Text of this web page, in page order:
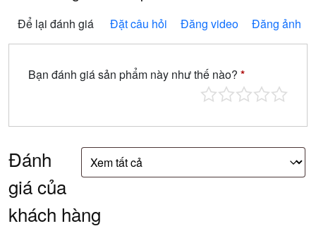
Để lại đánh giá Đặt câu hỏi Đăng video Đăng ảnh
Bạn đánh giá sản phẩm này như thế nào? *
Đánh
giá của
khách hàng